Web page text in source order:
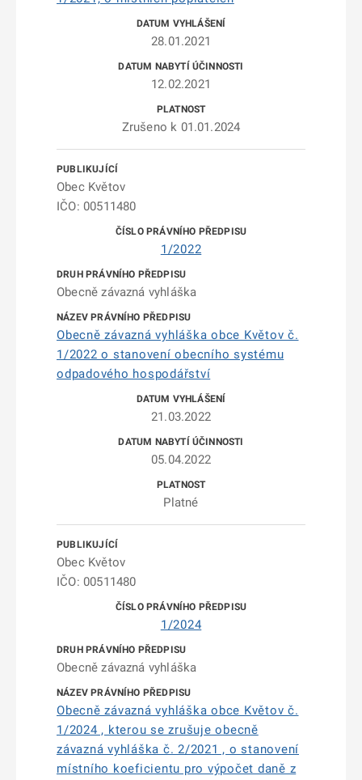
28.01.2021
12.02.2021
Zrušeno k 01.01.2024
Obec Květov
IČO: 00511480
1/2022
Obecně závazná vyhláška
Obecně závazná vyhláška obce Květov č.
1/2022 o stanovení obecního systému
odpadového hospodářství
21.03.2022
05.04.2022
Platné
Obec Květov
IČO: 00511480
1/2024
Obecně závazná vyhláška
Obecně závazná vyhláška obce Květov č.
1/2024 , kterou se zrušuje obecně
závazná vyhláška č. 2/2021 , o stanovení
místního koeficientu pro výpočet daně z